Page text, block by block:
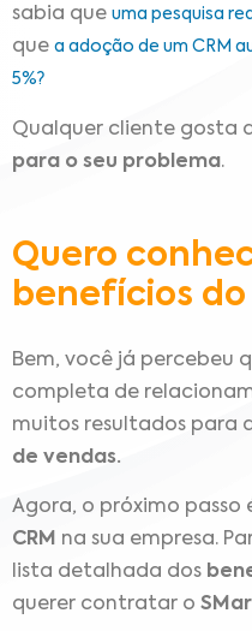
sabia que uma pesquisa
que a adoção de um CRM
5%?
Qualquer cliente gosta
para o seu problema.
Quero
benefícios do
Bem, você já percebeu
completa de
muitos resultados para
de vendas.
Agora, o próximo passo
CRM na sua empresa.
lista detalhada dos
querer contratar o